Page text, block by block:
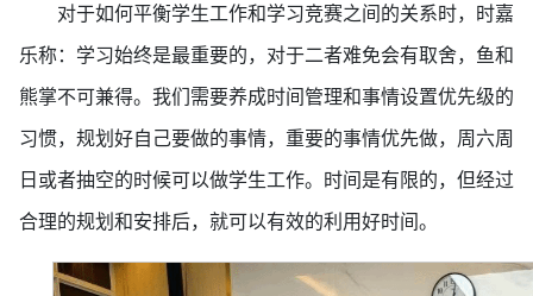
对于如何平衡学生工作和学习竞赛之间的关系时，时嘉
乐称：学习始终是最重要的，对于二者难免会有取舍，鱼和
熊掌不可兼得。我们需要养成时间管理和事情设置优先级的
习惯，规划好自己要做的事情，重要的事情优先做，周六周
日或者抽空的时候可以做学生工作。时间是有限的，但经过
合理的规划和安排后，就可以有效的利用好时间。